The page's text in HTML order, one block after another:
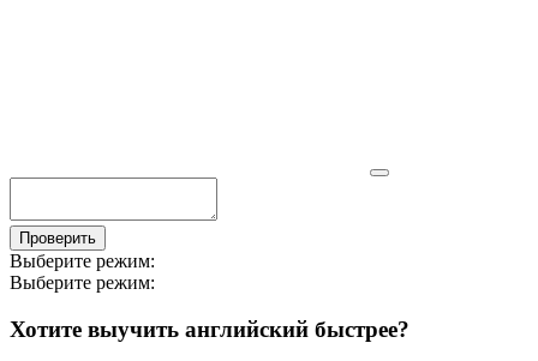
Проверить
Выберите режим:
Выберите режим:
Хотите выучить английский быстрее?